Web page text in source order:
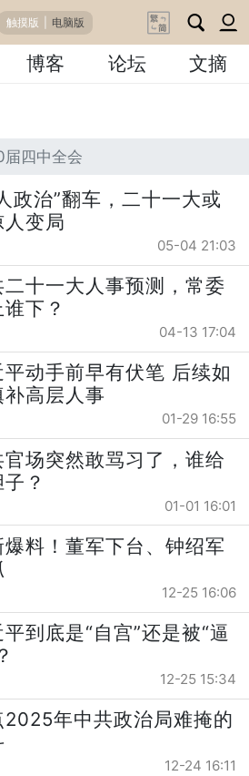
触摸版 电脑版
博客 论坛 文摘
届四中全会
政治”翻车，二十一大或
人变局
05-04 21:03
二十一大人事预测，常委
下？
04-13 17:04
平动手前早有伏笔 后续如
补高层人事
01-29 16:55
官场突然敢骂习了，谁给
？
01-01 16:01
爆料！董军下台、钟绍军
12-25 16:06
到底是“自宫”还是被“逼
12-25 15:34
2025年中共政治局难掩的
12-24 16:11